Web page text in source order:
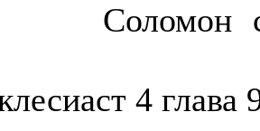
Соломон
4 глава